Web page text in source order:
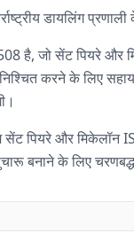
डायलिंग
है, जो सेंट पियरे और
करने के लिए सहायक
पियरे और मिकेलॉन
बनाने के लिए